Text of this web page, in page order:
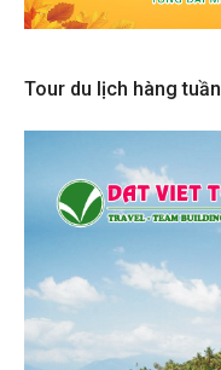
Tour du lịch hàng tuần